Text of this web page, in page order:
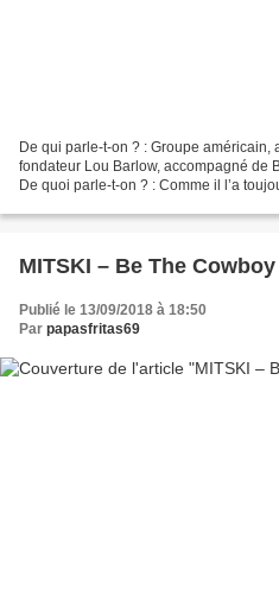
De qui parle-t-on ? : Groupe américain,
fondateur Lou Barlow, accompagné de
De quoi parle-t-on ? : Comme il l’a
MITSKI – Be The Cowboy
Publié le 13/09/2018 à 18:50
Par papasfritas69